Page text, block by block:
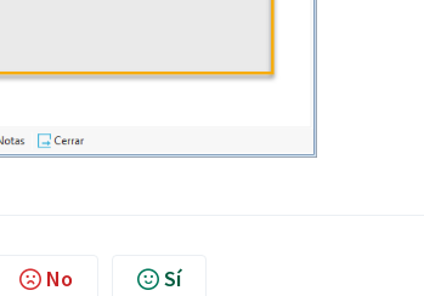
No Sí